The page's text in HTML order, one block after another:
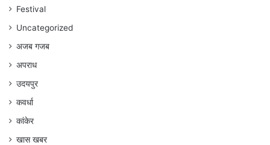
गौरहाFestival
Uncategorized
अजब गजब
अपराध
उदयपुर
कवर्धा
कांकेर
खास खबर